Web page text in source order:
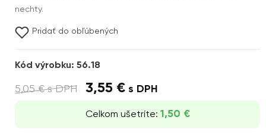
nechty.
Pridať do obľúbených
Kód výrobku: 56.18
5,05 €s DPH 3,55 € s DPH
Celkom ušetríte: 1,50 €